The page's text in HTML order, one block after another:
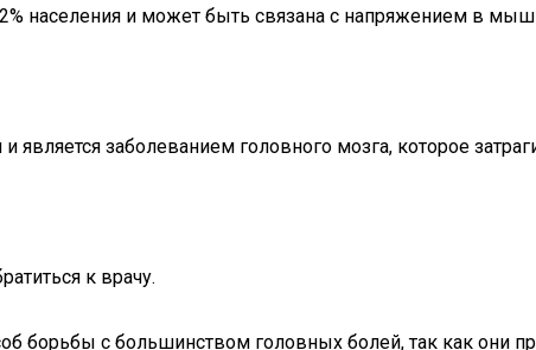
населения и может быть связана с напряжением в
является заболеванием головного мозга, которое
к врачу.
борьбы с большинством головных болей, так как